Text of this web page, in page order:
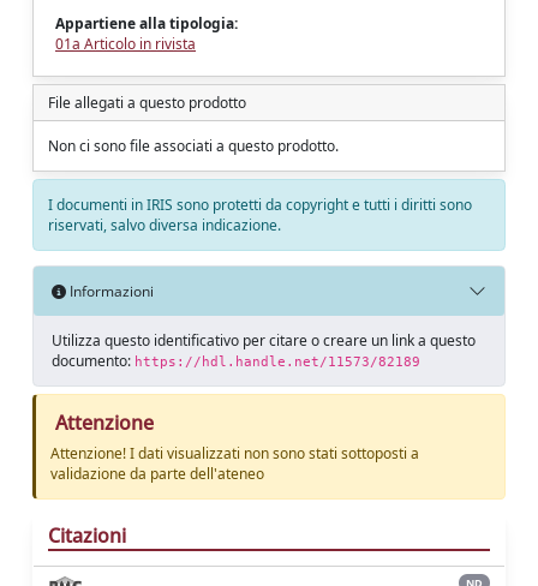
Appartiene alla tipologia:
01a Articolo in rivista
File allegati a questo prodotto
Non ci sono file associati a questo prodotto.
I documenti in IRIS sono protetti da copyright e tutti i diritti sono
riservati, salvo diversa indicazione.
Informazioni
Utilizza questo identificativo per citare o creare un link a questo
documento: https://hdl.handle.net/11573/82189
Attenzione
Attenzione! I dati visualizzati non sono stati sottoposti a
validazione da parte dell'ateneo
Citazioni